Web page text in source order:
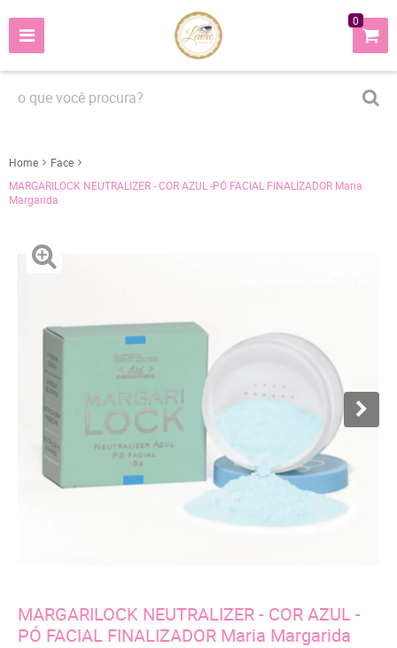
0
Home
Face
MARGARILOCK NEUTRALIZER - COR AZUL -PÓ FACIAL FINALIZADOR Maria
Margarida
MARGARILOCK NEUTRALIZER - COR AZUL -
PÓ FACIAL FINALIZADOR Maria Margarida